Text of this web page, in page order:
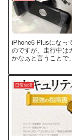
iPhone6 Plusになっ
のですが、走行中は
かなぁと言うことで
日常生活